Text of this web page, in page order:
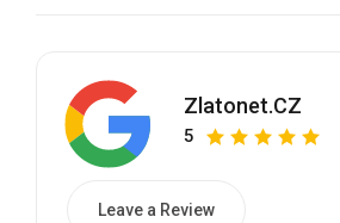
Zlatonet.CZ
5
Leave a Review